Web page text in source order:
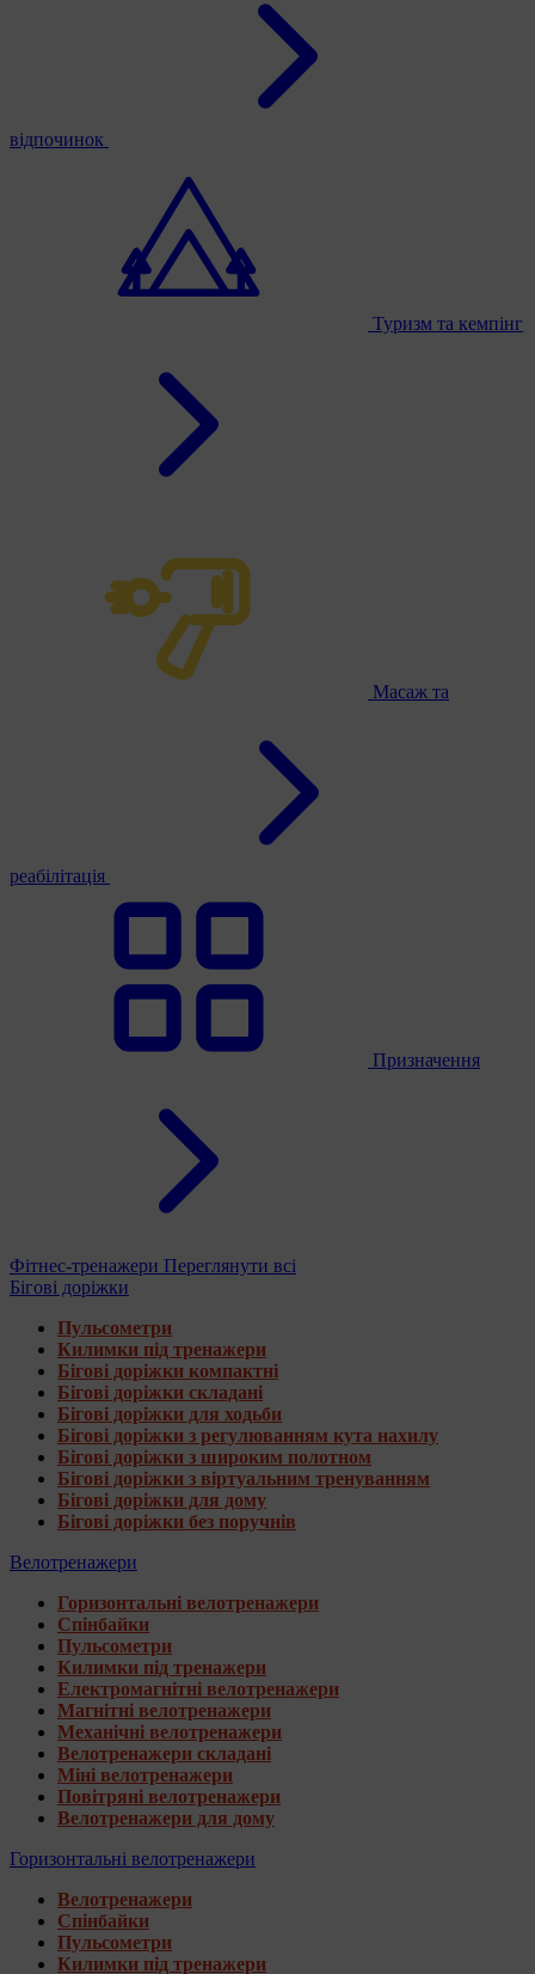
відпочинок
Туризм та кемпінг
Масаж та
реабілітація
Призначення
Фітнес-тренажери Переглянути всі
Бігові доріжки
Пульсометри
Килимки під тренажери
Бігові доріжки компактні
Бігові доріжки складані
Бігові доріжки для ходьби
Бігові доріжки з регулюванням кута нахилу
Бігові доріжки з широким полотном
Бігові доріжки з віртуальним тренуванням
Бігові доріжки для дому
Бігові доріжки без поручнів
Велотренажери
Горизонтальні велотренажери
Спінбайки
Пульсометри
Килимки під тренажери
Електромагнітні велотренажери
Магнітні велотренажери
Механічні велотренажери
Велотренажери складані
Міні велотренажери
Повітряні велотренажери
Велотренажери для дому
Горизонтальні велотренажери
Велотренажери
Спінбайки
Пульсометри
Килимки під тренажери